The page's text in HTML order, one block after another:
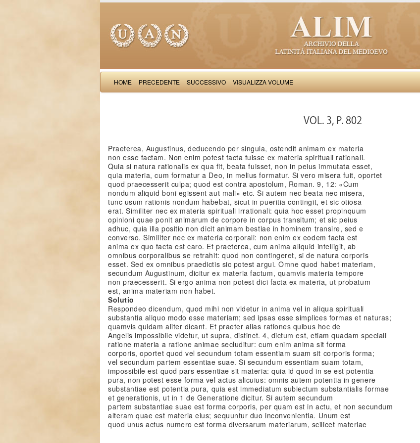
HOME PRECEDENTE SUCCESSIVO VISUALIZZA VOLUME
VOL. 3, P. 802
Praeterea, Augustinus, deducendo per singula, ostendit animam ex materia
non esse factam. Non enim potest facta fuisse ex materia spirituali rationali.
Quia si natura rationalis ex qua fit, beata fuisset, non in peius immutata esset,
quia materia, cum formatur a Deo, in melius formatur. Si vero misera fuit, oportet
quod praecesserit culpa; quod est contra apostolum, Roman. 9, 12: «Cum
nondum aliquid boni egissent aut mali» etc. Si autem nec beata nec misera,
tunc usum rationis nondum habebat, sicut in pueritia contingit, et sic otiosa
erat. Similiter nec ex materia spirituali irrationali: quia hoc esset propinquum
opinioni quae ponit animarum de corpore in corpus transitum; et sic peius
adhuc, quia illa positio non dicit animam bestiae in hominem transire, sed e
converso. Similiter nec ex materia corporali: non enim ex eodem facta est
anima ex quo facta est caro. Et praeterea, cum anima aliquid intelligit, ab
omnibus corporalibus se retrahit: quod non contingeret, si de natura corporis
esset. Sed ex omnibus praedictis sic potest argui. Omne quod habet materiam,
secundum Augustinum, dicitur ex materia factum, quamvis materia tempore
non praecesserit. Si ergo anima non potest dici facta ex materia, ut probatum
est, anima materiam non habet.
Solutio
Respondeo dicendum, quod mihi non videtur in anima vel in aliqua spirituali
substantia aliquo modo esse materiam; sed ipsas esse simplices formas et naturas;
quamvis quidam aliter dicant. Et praeter alias rationes quibus hoc de
Angelis impossibile videtur, ut supra, distinct. 4, dictum est, etiam quadam speciali
ratione materia a ratione animae secluditur: cum enim anima sit forma
corporis, oportet quod vel secundum totam essentiam suam sit corporis forma;
vel secundum partem essentiae suae. Si secundum essentiam suam totam,
impossibile est quod pars essentiae sit materia: quia id quod in se est potentia
pura, non potest esse forma vel actus alicuius: omnis autem potentia in genere
substantiae est potentia pura, quia est immediatum subiectum substantialis formae
et generationis, ut in 1 de Generatione dicitur. Si autem secundum
partem substantiae suae est forma corporis, per quam est in actu, et non secundum
alteram quae est materia eius; sequuntur duo inconvenientia. Unum est
quod unus actus numero est forma diversarum materiarum, scilicet materiae